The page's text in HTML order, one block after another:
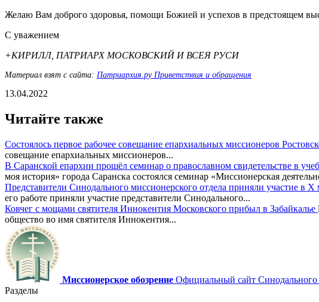
Желаю Вам доброго здоровья, помощи Божией и успехов в предстоящем
С уважением
+КИРИЛЛ, ПАТРИАРХ МОСКОВСКИЙ И ВСЕЯ РУСИ
Материал взят с сайта: Патриархия.ру Приветствия и обращения
13.04.2022
Читайте также
Состоялось первое рабочее совещание епархиальных миссионеров
совещание епархиальных миссионеров...
В Саранской епархии прошёл семинар о православном свидетельстве в
моя история» города Саранска состоялся семинар «Миссионерская
Представители Синодального миссионерского отдела приняли участие в X
его работе приняли участие представители Синодального...
Ковчег с мощами святителя Иннокентия Московского прибыл в Забайкалье
общество во имя святителя Иннокентия...
Миссионерское обозрение Официальный сайт Синодального
Разделы